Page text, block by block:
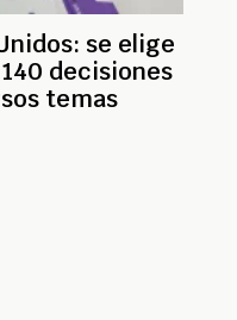
se elige
decisiones
temas